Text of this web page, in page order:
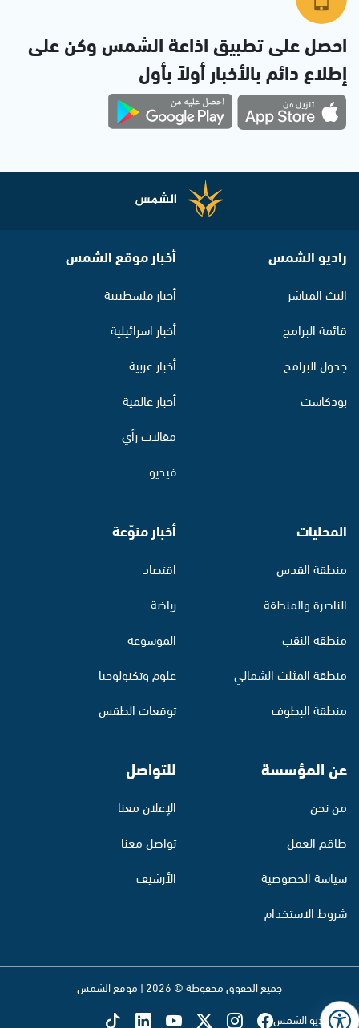
احصل على تطبيق اذاعة الشمس وكن على
إطلاع دائم بالأخبار أولاً بأول
راديو الشمس
البث المباشر
قائمة البرامج
جدول البرامج
بودكاست
أخبار موقع الشمس
أخبار فلسطينية
أخبار اسرائيلية
أخبار عربية
أخبار عالمية
مقالات رأي
فيديو
المحليات
منطقة القدس
الناصرة والمنطقة
منطقة النقب
منطقة المثلث الشمالي
منطقة البطوف
أخبار منوّعة
اقتصاد
رياضة
الموسوعة
علوم وتكنولوجيا
توقعات الطقس
عن المؤسسة
من نحن
طاقم العمل
سياسة الخصوصية
شروط الاستخدام
للتواصل
الإعلان معنا
تواصل معنا
الأرشيف
جميع الحقوق محفوظة © 2026 | موقع الشمس
تابع راديو الشمس